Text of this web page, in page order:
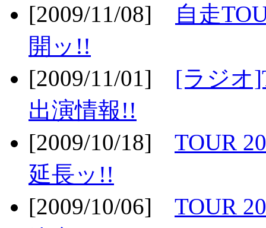
[2009/11/08]
自走
開ッ!!
[2009/11/01] [ラジオ
出演情報!!
[2009/10/18] TOUR
延長ッ!!
[2009/10/06] TOUR